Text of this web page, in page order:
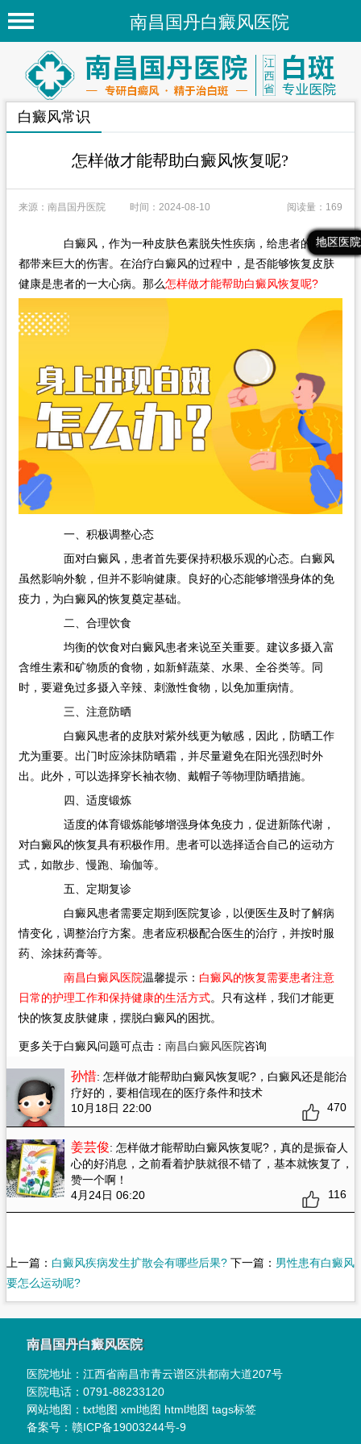
南昌国丹白癜风医院
首页
医院简介
医院新闻
专家团队
先进技术
白癜风常识
白癜风人群
白癜风部位
在线问诊
最新文章
热门文章
推荐文章
地区医院
白癜风常识
怎样做才能帮助白癜风恢复呢?
来源：南昌国丹医院 时间：2024-08-10 阅读量：169
白癜风，作为一种皮肤色素脱失性疾病，给患者的内心
都带来巨大的伤害。在治疗白癜风的过程中，是否能够恢复皮肤
健康是患者的一大心病。那么怎样做才能帮助白癜风恢复呢?
一、积极调整心态
面对白癜风，患者首先要保持积极乐观的心态。白癜风
虽然影响外貌，但并不影响健康。良好的心态能够增强身体的免
疫力，为白癜风的恢复奠定基础。
二、合理饮食
均衡的饮食对白癜风患者来说至关重要。建议多摄入富
含维生素和矿物质的食物，如新鲜蔬菜、水果、全谷类等。同
时，要避免过多摄入辛辣、刺激性食物，以免加重病情。
三、注意防晒
白癜风患者的皮肤对紫外线更为敏感，因此，防晒工作
尤为重要。出门时应涂抹防晒霜，并尽量避免在阳光强烈时外
出。此外，可以选择穿长袖衣物、戴帽子等物理防晒措施。
四、适度锻炼
适度的体育锻炼能够增强身体免疫力，促进新陈代谢，
对白癜风的恢复具有积极作用。患者可以选择适合自己的运动方
式，如散步、慢跑、瑜伽等。
五、定期复诊
白癜风患者需要定期到医院复诊，以便医生及时了解病
情变化，调整治疗方案。患者应积极配合医生的治疗，并按时服
药、涂抹药膏等。
南昌白癜风医院温馨提示： 白癜风的恢复需要患者注意
日常的护理工作和保持健康的生活方式。只有这样，我们才能更
快的恢复皮肤健康，摆脱白癜风的困扰。
更多关于白癜风问题可点击： 南昌白癜风医院咨询
孙惜: 怎样做才能帮助白癜风恢复呢?，白癜风还是能治
疗好的，要相信现在的医疗条件和技术
10月18日 22:00
470
姜芸俊: 怎样做才能帮助白癜风恢复呢?，真的是振奋人
心的好消息，之前看着护肤就很不错了，基本就恢复了，
赞一个啊！
4月24日 06:20
116
上一篇： 白癜风疾病发生扩散会有哪些后果?下一篇： 男性患有白癜风
要怎么运动呢?
南昌国丹白癜风医院
医院地址：江西省南昌市青云谱区洪都南大道207号
医院电话：0791-88233120
网站地图：txt地图 xml地图 html地图 tags标签
备案号：赣ICP备19003244号-9